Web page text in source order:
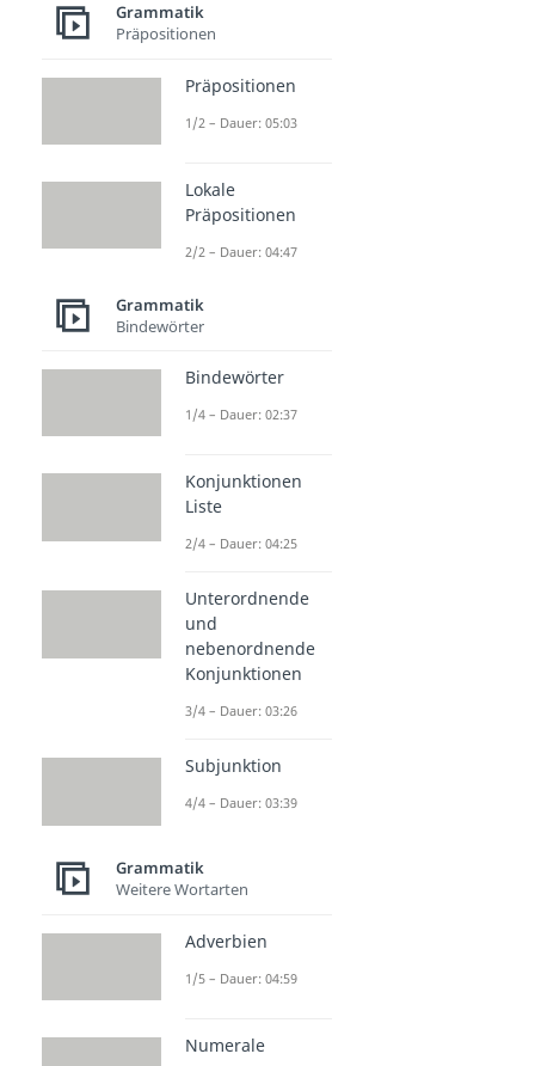
Grammatik
Präpositionen
Präpositionen
1/2 – Dauer: 05:03
Lokale
Präpositionen
2/2 – Dauer: 04:47
Grammatik
Bindewörter
Bindewörter
1/4 – Dauer: 02:37
Konjunktionen
Liste
2/4 – Dauer: 04:25
Unterordnende
und
nebenordnende
Konjunktionen
3/4 – Dauer: 03:26
Subjunktion
4/4 – Dauer: 03:39
Grammatik
Weitere Wortarten
Adverbien
1/5 – Dauer: 04:59
Numerale